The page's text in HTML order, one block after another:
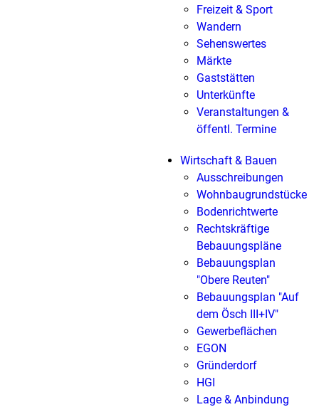
Freizeit & Sport
Wandern
Sehenswertes
Märkte
Gaststätten
Unterkünfte
Veranstaltungen &
öffentl. Termine
Wirtschaft & Bauen
Ausschreibungen
Wohnbaugrundstücke
Bodenrichtwerte
Rechtskräftige
Bebauungspläne
Bebauungsplan
"Obere Reuten"
Bebauungsplan "Auf
dem Ösch III+IV"
Gewerbeflächen
EGON
Gründerdorf
HGI
Lage & Anbindung